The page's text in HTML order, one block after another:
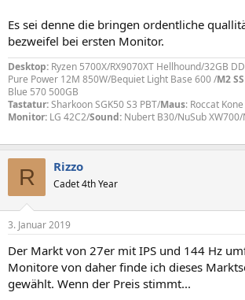
Es sei denne die bringen ordentliche
bezweifel bei ersten Monitor.
Desktop: Ryzen 5700X/RX9070XT Hellhound/32GB
Pure Power 12M 850W/Bequiet Light Base 600 /M2
Blue 570 500GB
Tastatur:Sharkoon SGK50 S3 PBT/Maus: Roccat
Monitor: LG 42C2/Sound: Nubert B30/NuSub
R Rizzo
Cadet 4th Year
3. Januar 2019
Der Markt von 27er mit IPS und 144 Hz
Monitore von daher finde ich dieses
gewählt. Wenn der Preis stimmt...